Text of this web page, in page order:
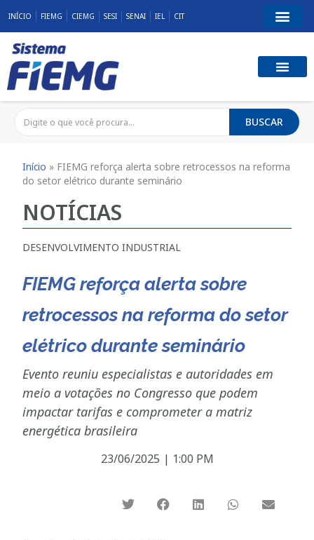
INÍCIO FIEMG CIEMG SESI SENAI IEL CIT
BUSCAR
Início » FIEMG reforça alerta sobre retrocessos na reforma
do setor elétrico durante seminário
NOTÍCIAS
DESENVOLVIMENTO INDUSTRIAL
FIEMG reforça alerta sobre
retrocessos na reforma do setor
elétrico durante seminário
Evento reuniu especialistas e autoridades em
meio a votações no Congresso que podem
impactar tarifas e comprometer a matriz
energética brasileira
23/06/2025 | 1:00 PM